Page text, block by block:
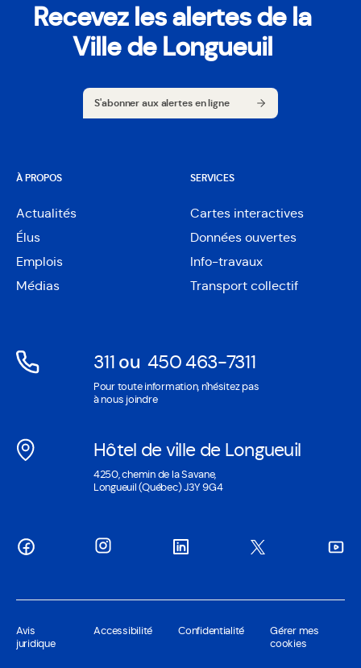
Recevez les alertes de la
Ville de Longueuil
S'abonner aux alertes en ligne
À PROPOS
Actualités
Élus
Emplois
Médias
SERVICES
Cartes interactives
Ouvre
dans
une
nouvelle
Données ouvertes
Ouvre
dans
une
Info-travaux
Transport collectif
311Ouvre
dans
fenêtre
ou 450 463-7311
Ouvre
dans
fenêtre
Pour toute information, n'hésitez pas
à nous joindre
Hôtel de ville de Longueuil
Ouvre
dans
4250, chemin de la Savane,
Longueuil (Québec) J3Y 9G4
Avis
juridique
Accessibilité Confidentialité
Gérer mes
cookies